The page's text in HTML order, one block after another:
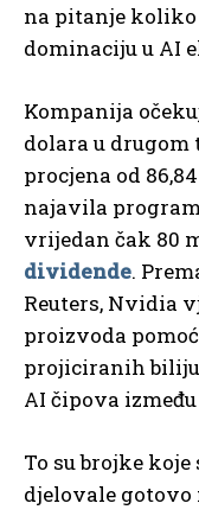
na pitanje
dominaciju u AI
Kompanija
dolara u
procjena od
najavila
vrijedan čak 80
dividende.
Reuters, Nvidia
proizvoda
projiciranih
AI čipova između
To su brojke
djelovale